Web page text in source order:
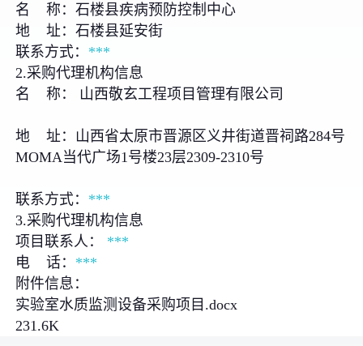
名 称：石楼县疾病预防控制中心
地 址：石楼县延安街
联系方式： ***
2.采购代理机构信息
名 称： 山西敬玄工程项目管理有限公司
地 址：山西省太原市晋源区义井街道晋祠路284号
MOMA当代广场1号楼23层2309-2310号
联系方式： ***
3.采购代理机构信息
项目联系人： ***
电 话： ***
附件信息：
实验室水质监测设备采购项目.docx
231.6K